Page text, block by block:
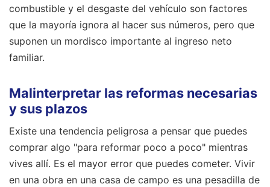
combustible y el desgaste del vehículo son factores
que la mayoría ignora al hacer sus números, pero que
suponen un mordisco importante al ingreso neto
familiar.
Malinterpretar las reformas necesarias
y sus plazos
Existe una tendencia peligrosa a pensar que puedes
comprar algo "para reformar poco a poco" mientras
vives allí. Es el mayor error que puedes cometer. Vivir
en una obra en una casa de campo es una pesadilla de